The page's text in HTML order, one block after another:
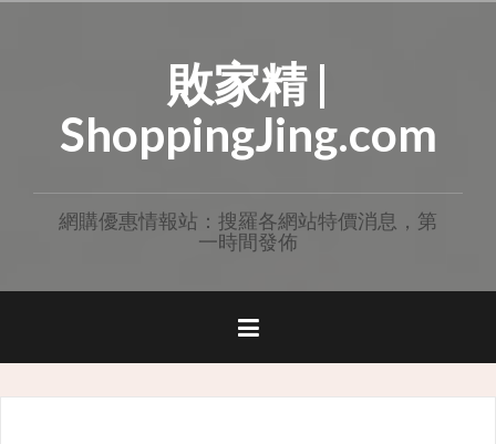
敗家精 |
ShoppingJing.com
網購優惠情報站：搜羅各網站特價消息，第
一時間發佈